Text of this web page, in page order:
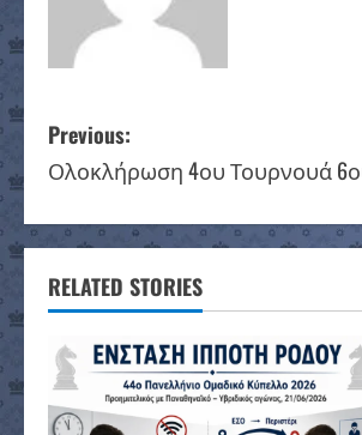
P
o
s
t
n
a
Previous:
Ολοκλήρωση 4ου Τουρνουά 6ου
RELATED STORIES